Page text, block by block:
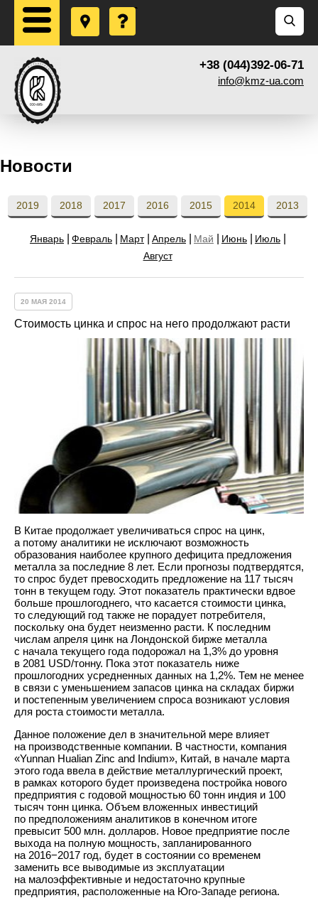
+38 (044)392-06-71
info@kmz-ua.com
Новости
2019 2018 2017 2016 2015 2014 2013
Январь Февраль Март Апрель Май Июнь
Июль
Август
20 МАЯ 2014
Стоимость цинка и спрос на него продолжают расти
В Китае продолжает увеличиваться спрос на цинк,
а потому аналитики не исключают возможность
образования наиболее крупного дефицита предложения
металла за последние 8 лет. Если прогнозы подтвердятся,
то спрос будет превосходить предложение на 117 тысяч
тонн в текущем году. Этот показатель практически вдвое
больше прошлогоднего, что касается стоимости цинка,
то следующий год также не порадует потребителя,
поскольку она будет неизменно расти. К последним
числам апреля цинк на Лондонской бирже металла
с начала текущего года подорожал на 1,3% до уровня
в 2081 USD/тонну. Пока этот показатель ниже
прошлогодних усредненных данных на 1,2%. Тем не менее
в связи с уменьшением запасов цинка на складах биржи
и постепенным увеличением спроса возникают условия
для роста стоимости металла.
Данное положение дел в значительной мере влияет
на производственные компании. В частности, компания
«Yunnan Hualian Zinc and Indium», Китай, в начале марта
этого года ввела в действие металлургический проект,
в рамках которого будет произведена постройка нового
предприятия с годовой мощностью 60 тонн индия и 100
тысяч тонн цинка. Объем вложенных инвестиций
по предположениям аналитиков в конечном итоге
превысит 500 млн. долларов. Новое предприятие после
выхода на полную мощность, запланированного
на 2016−2017 год, будет в состоянии со временем
заменить все выводимые из эксплуатации
на малоэффективные и недостаточно крупные
предприятия, расположенные на Юго-Западе региона.